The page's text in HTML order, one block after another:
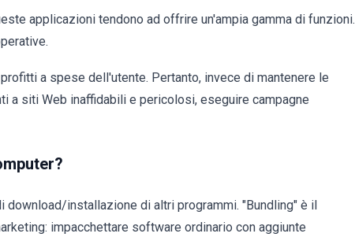
applicazioni tendono ad offrire un'ampia gamma di funzioni.
a spese dell'utente. Pertanto, invece di mantenere le
a siti Web inaffidabili e pericolosi, eseguire campagne
installazione di altri programmi. "Bundling" è il
impacchettare software ordinario con aggiunte